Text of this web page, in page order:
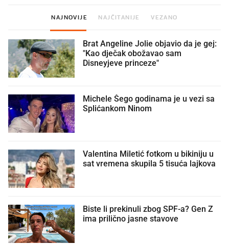
NAJNOVIJE NAJČITANIJE VEZANO
Brat Angeline Jolie objavio da je gej:
"Kao dječak obožavao sam
Disneyjeve princeze"
Michele Šego godinama je u vezi sa
Splićankom Ninom
Valentina Miletić fotkom u bikiniju u
sat vremena skupila 5 tisuća lajkova
Biste li prekinuli zbog SPF-a? Gen Z
ima prilično jasne stavove